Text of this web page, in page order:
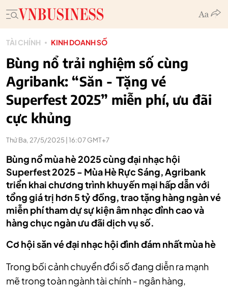
TÀI CHÍNH KINH DOANH SỐ
Bùng nổ trải nghiệm số cùng
Agribank: “Săn - Tặng vé
Superfest 2025” miễn phí, ưu đãi
cực khủng
Thứ Ba, 27/5/2025 | 16:07 GMT+7
Bùng nổ mùa hè 2025 cùng đại nhạc hội
Superfest 2025 - Mùa Hè Rực Sáng, Agribank
triển khai chương trình khuyến mại hấp dẫn với
tổng giá trị hơn 5 tỷ đồng, trao tặng hàng ngàn vé
miễn phí tham dự sự kiện âm nhạc đỉnh cao và
hàng chục ngàn ưu đãi dịch vụ số.
Cơ hội săn vé đại nhạc hội đình đám nhất mùa hè
Trong bối cảnh chuyển đổi số đang diễn ra mạnh
mẽ trong toàn ngành tài chính - ngân hàng,